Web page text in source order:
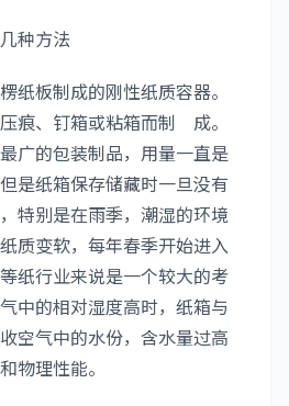
种方法
板制成的刚性纸质容器。
痕、钉箱或粘箱而制 成。
广的包装制品，用量一直是
是纸箱保存储藏时一旦没有
特别是在雨季，潮湿的环境
质变软，每年春季开始进入
纸行业来说是一个较大的考
中的相对湿度高时，纸箱与
空气中的水份，含水量过高
物理性能。